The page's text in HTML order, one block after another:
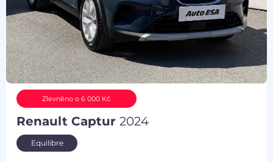
Zlevněno o 6 000 Kč
Renault Captur2024
Equilibre